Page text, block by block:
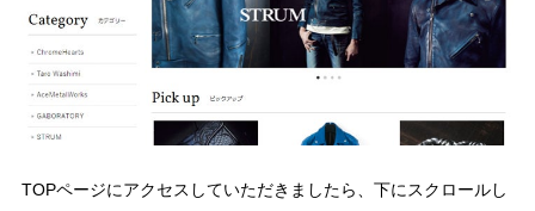
TOPページにアクセスしていただきましたら、下にスクロールし